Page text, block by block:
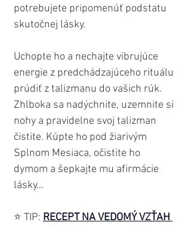
potrebujete pripomenúť podstatu
skutočnej lásky.
Uchopte ho a nechajte vibrujúce
energie z predchádzajúceho rituálu
prúdiť z talizmanu do vašich rúk.
Zhlboka sa nadýchnite, uzemnite si
nohy a pravidelne svoj talizman
čistite. Kúpte ho pod žiarivým
Splnom Mesiaca, očistite ho
dymom a šepkajte mu afirmácie
lásky...
⭐️ TIP: RECEPT NA VEDOMÝ VZŤAH